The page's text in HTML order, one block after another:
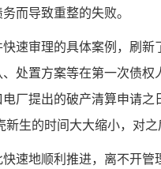
而导致重整的失败。
速审理的具体案例，刷
处置方案等在第一次债
厂提出的破产清算申请
生的时间大大缩小，对
速地顺利推进，离不开